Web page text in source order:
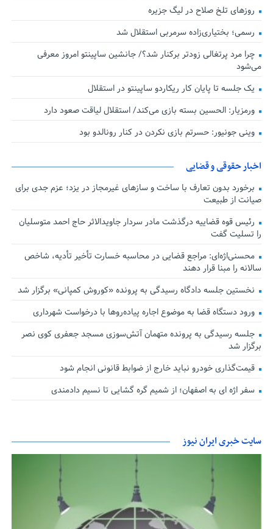
روزهای تلخ صلاح در لیگ جزیره
رسمی؛ بختیاری‌زاده سرمربی استقلال شد
چرا مرد پرتغالی زودتر برکنار شد؟/ جانشین ساپینتو امروز معرفی
می‌شود
یک جلسه تا پایان کار ریکاردو ساپینتو در استقلال
ورمزیار: الحسین بسته بازی می‌کند/ استقلال لیاقت صعود دارد
وینی جونیور: حسرتم بازی نکردن در کنار رونالدو بود
اخبار حقوقی و قضایی
برخورد بدون تعارف با ساخت‌ و سازهای غیرمجاز در یزد؛ عزم جدی برای
صیانت از طبیعت
رئیس قوه قضاییه درگذشت مادر سردار جاویدالاثر حاج احمد متوسلیان
را تسلیت گفت
محسنی‌اژه‌ای: مراجع قضایی در محاسبه خسارت تأخیر تأدیه، شاخص
سالانه را مبنا قرار دهند
نخستین جلسه دادگاه رسیدگی به پرونده «کوروش کمپانی» برگزار شد
ورود دستگاه قضا به موضوع اجاره پیاده‌روها با درخواست شهرداری
جلسه رسیدگی به پرونده متهمان آتش‌سوزی مسجد جعفری کوی نصر
برگزار شد
قیمت‌گذاری خودرو نباید خارج از ضوابط قانونی انجام شود
سفر اژه ای به اصفهان؛ از شمیم گره گشایی تا نسیم دادمندی
سایت خبری ایران نیوز